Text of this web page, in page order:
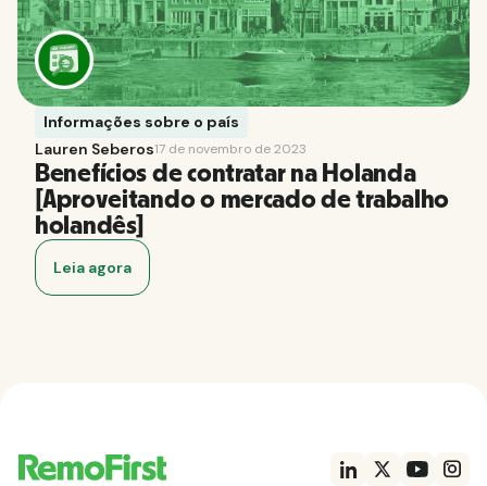
Informações sobre o país
Lauren Seberos17 de novembro de 2023
Benefícios de contratar na Holanda
[Aproveitando o mercado de trabalho
holandês]
Leia agora